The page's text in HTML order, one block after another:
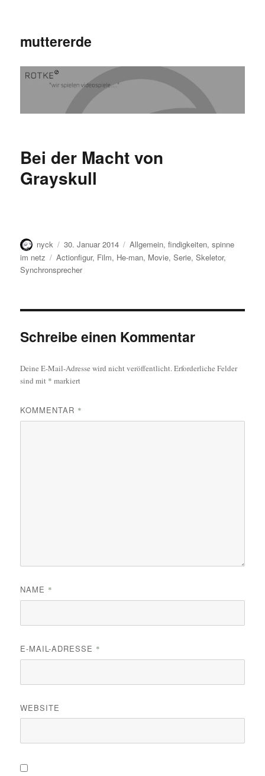
muttererde
Bei der Macht von
Grayskull
Autor
nyck
Veröffentlicht
am
30. Januar 2014 Kategorien
Allgemein,findigkeiten,spinne
im netz
Schlagwörter
Actionfigur, Film, He-man, Movie,Serie,Skeletor,
Synchronsprecher
Schreibe einen Kommentar
Deine E-Mail-Adresse wird nicht veröffentlicht.Erforderliche Felder
sind mit * markiert
KOMMENTAR *
NAME *
E-MAIL-ADRESSE *
WEBSITE